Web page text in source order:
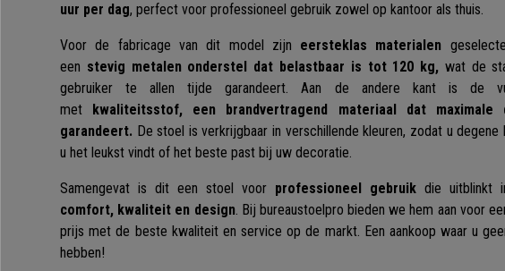
uur per dag, perfect voor professioneel gebruik zowel op kantoor als thuis.
Voor de fabricage van dit model zijn eersteklas materialen
een stevig metalen onderstel dat belastbaar is tot 120 kg, wat de
gebruiker te allen tijde garandeert. Aan de andere kant is de
met kwaliteitsstof, een brandvertragend materiaal dat maximale
garandeert. De stoel is verkrijgbaar in verschillende kleuren, zodat u degene
u het leukst vindt of het beste past bij uw decoratie.
Samengevat is dit een stoel voor professioneel gebruik die uitblinkt
comfort, kwaliteit en design. Bij bureaustoelpro bieden we hem aan voor
prijs met de beste kwaliteit en service op de markt. Een aankoop waar u
hebben!